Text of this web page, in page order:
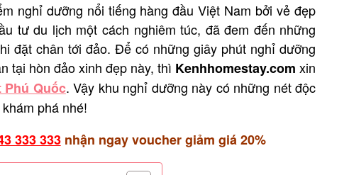
nghỉ dưỡng nổi tiếng hàng đầu Việt Nam bởi vẻ đẹp
tư du lịch một cách nghiêm túc, đã đem đến những
đặt chân tới đảo. Để có những giây phút nghỉ dưỡng
tại hòn đảo xinh đẹp này, thì Kenhhomestay.com xin
Phú Quốc. Vậy khu nghỉ dưỡng này có những nét độc
khám phá nhé!
333 333 nhận ngay voucher giảm giá 20%